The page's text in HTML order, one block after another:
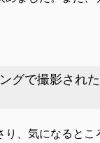
グで撮影され
り、気になると